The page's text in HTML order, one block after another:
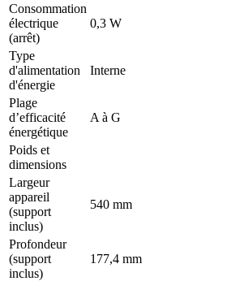
Consommation
électrique
(arrêt)
0,3 W
Type
d'alimentation
d'énergie
Interne
Plage
d’efficacité
énergétique
A à G
Poids et
dimensions
Largeur
appareil
(support
inclus)
540 mm
Profondeur
(support
inclus)
177,4 mm